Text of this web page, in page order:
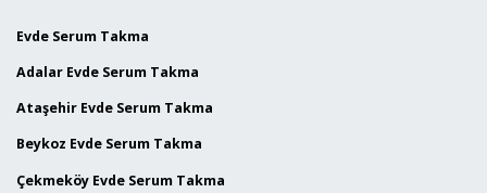
Evde Serum Takma
Adalar Evde Serum Takma
Ataşehir Evde Serum Takma
Beykoz Evde Serum Takma
Çekmeköy Evde Serum Takma